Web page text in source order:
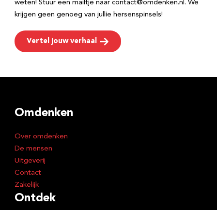
weten! Stuur een mailtje naar contact@omdenken.nl. We
krijgen geen genoeg van jullie hersenspinsels!
Vertel jouw verhaal
Omdenken
Over omdenken
De mensen
Uitgeverij
Contact
Zakelijk
Ontdek